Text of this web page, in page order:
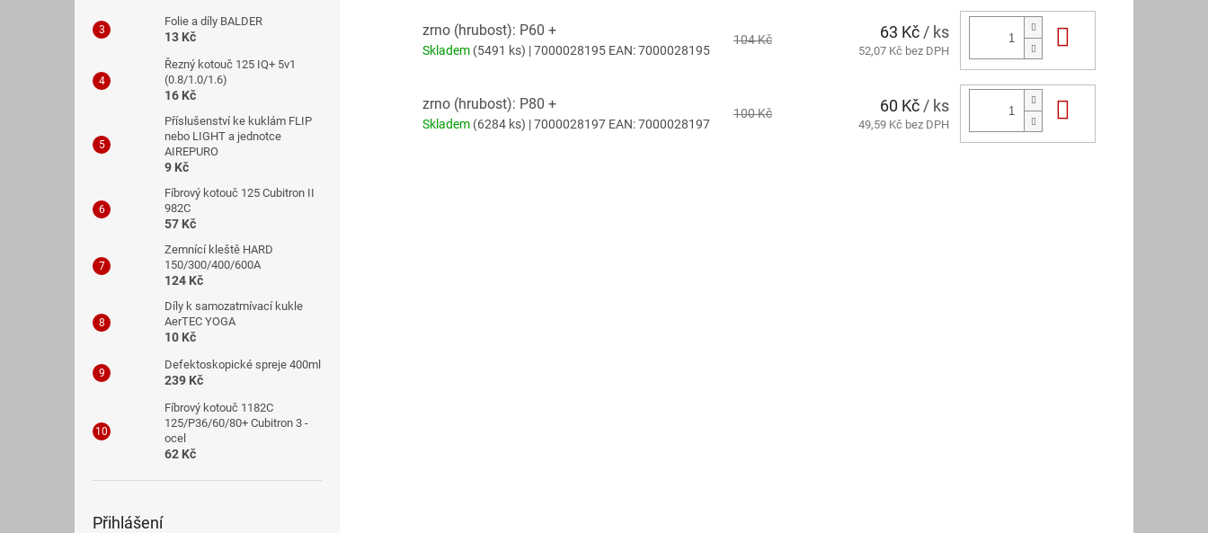
Folie a díly BALDER
13 Kč
Řezný kotouč 125 IQ+ 5v1
(0.8/1.0/1.6)
16 Kč
Příslušenství ke kuklám FLIP
nebo LIGHT a jednotce
AIREPURO
9 Kč
Fíbrový kotouč 125 Cubitron II
982C
57 Kč
Zemnící kleště HARD
150/300/400/600A
124 Kč
Díly k samozatmívací kukle
AerTEC YOGA
10 Kč
Defektoskopické spreje 400ml
239 Kč
Fíbrový kotouč 1182C
125/P36/60/80+ Cubitron 3 -
ocel
62 Kč
Přihlášení
zrno (hrubost): P60 +
Skladem (5491 ks) | 7000028195 EAN:7000028195
104 Kč 63 Kč/ ks
52,07 Kč bez DPH
zrno (hrubost): P80 +
Skladem (6284 ks) | 7000028197 EAN:7000028197
100 Kč 60 Kč / ks
49,59 Kč bez DPH